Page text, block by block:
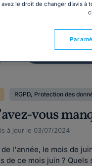
RGPD, Protection des
vous
à jour le 03/07/2024
l'année, le mois de
de ce mois juin ?
avez le droit de changer d’avis